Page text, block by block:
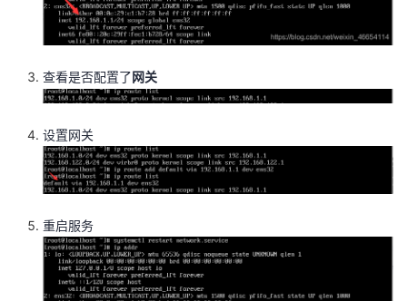
查看是否配置了网关
设置网关
重启服务